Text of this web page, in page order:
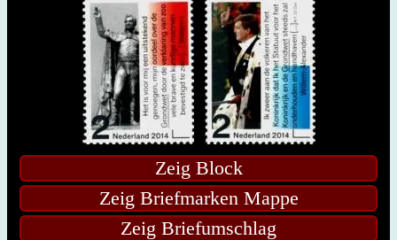
Zeig Block
Zeig Briefmarken Mappe
Zeig Briefumschlag